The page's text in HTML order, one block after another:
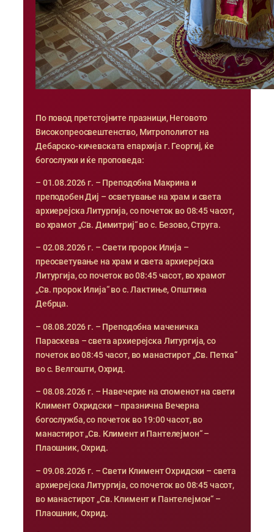
По повод претстојните празници, Неговото
Високопреосвештенство, Митрополитот на
Дебарско-кичевската епархија г. Георгиј, ќе
богослужи и ќе проповеда:
– 01.08.2026 г. – Преподобна Макрина и
преподобен Диј – осветување на храм и света
архиерејска Литургија, со почеток во 08:45 часот,
во храмот „Св. Димитриј“ во с. Безово, Струга.
– 02.08.2026 г. – Свети пророк Илија –
преосветување на храм и света архиерејска
Литургија, со почеток во 08:45 часот, во храмот
„Св. пророк Илија“ во с. Лактиње, Општина
Дебрца.
– 08.08.2026 г. – Преподобна маченичка
Параскева – света архиерејска Литургија, со
почеток во 08:45 часот, во манастирот „Св. Петка“
во с. Велгошти, Охрид.
– 08.08.2026 г. – Навечерие на споменот на свети
Климент Охридски – празнична Вечерна
богослужба, со почеток во 19:00 часот, во
манастирот „Св. Климент и Пантелејмон“ –
Плаошник, Охрид.
– 09.08.2026 г. – Свети Климент Охридски – света
архиерејска Литургија, со почеток во 08:45 часот,
во манастирот „Св. Климент и Пантелејмон“ –
Плаошник, Охрид.